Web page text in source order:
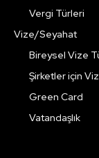
Vergi Türleri
Vize/Seyahat
Bireysel Vize
Şirketler için
Green Card
Vatandaşlık